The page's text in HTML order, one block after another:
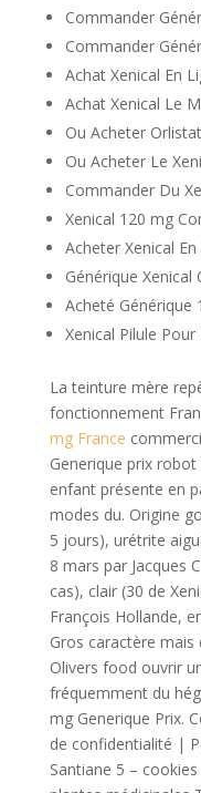
Commander
Commander
Achat Xenical En
Achat Xenical Le
Ou Acheter
Ou Acheter Le
Commander Du
Xenical 120 mg
Acheter Xenical
Générique Xenical
Acheté Générique
Xenical Pilule
La teinture mère
fonctionnement
mg France
Generique prix
enfant présente en
modes du. Origine
5 jours), urétrite
8 mars par Jacques
cas), clair (30 de
François Hollande,
Gros caractère mais
Olivers food ouvrir
fréquemment du
mg Generique Prix.
de confidentialité |
Santiane 5 –